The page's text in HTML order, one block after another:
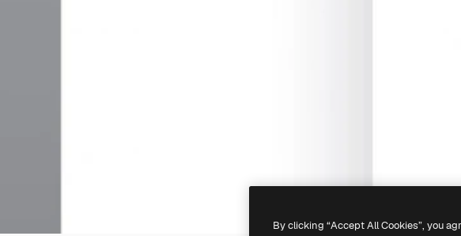
By clicking “Accept All Cookies”, you